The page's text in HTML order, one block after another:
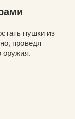
пушки из
проведя
оружия.